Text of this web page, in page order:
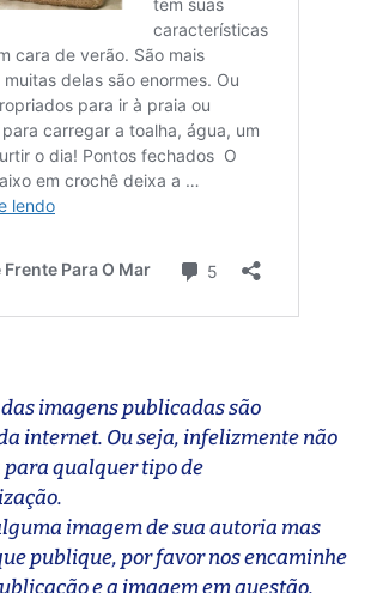
imagens publicadas são
internet. Ou seja, infelizmente não
para qualquer tipo de
imagem de sua autoria mas
publique, por favor nos encaminhe
e a imagem em questão.